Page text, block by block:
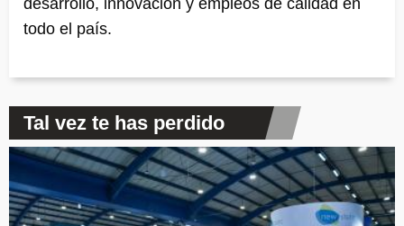
desarrollo, innovación y empleos de calidad en
todo el país.
Tal vez te has perdido